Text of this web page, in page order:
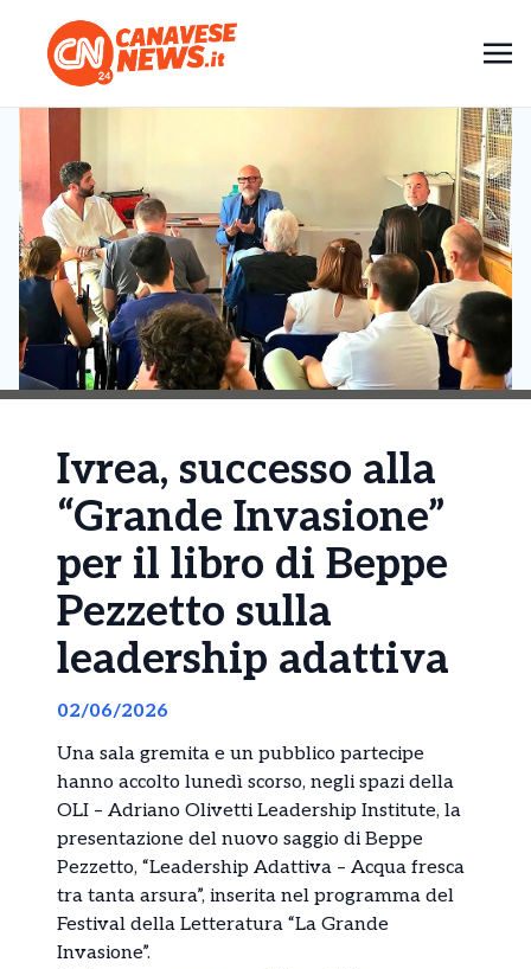
Ivrea, successo alla
“Grande Invasione”
per il libro di Beppe
Pezzetto sulla
leadership adattiva
02/06/2026
Una sala gremita e un pubblico partecipe
hanno accolto lunedì scorso, negli spazi della
OLI – Adriano Olivetti Leadership Institute, la
presentazione del nuovo saggio di Beppe
Pezzetto, “Leadership Adattiva – Acqua fresca
tra tanta arsura”, inserita nel programma del
Festival della Letteratura “La Grande
Invasione”.